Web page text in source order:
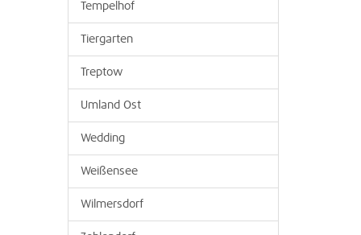
Tempelhof
Tiergarten
Treptow
Umland Ost
Wedding
Weißensee
Wilmersdorf